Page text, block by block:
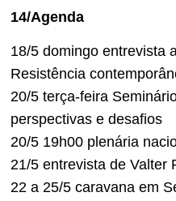
14/Agenda
18/5 domingo entrevista
Resistência
20/5 terça-feira
perspectivas e desafios
20/5 19h00 plenária
21/5 entrevista de Valter
22 a 25/5 caravana em